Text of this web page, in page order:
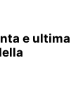
e ultima